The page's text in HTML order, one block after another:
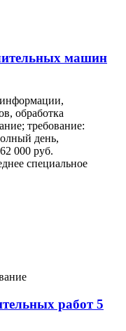
машин
обработка
требование:
день,
000 руб.
специальное
работ 5